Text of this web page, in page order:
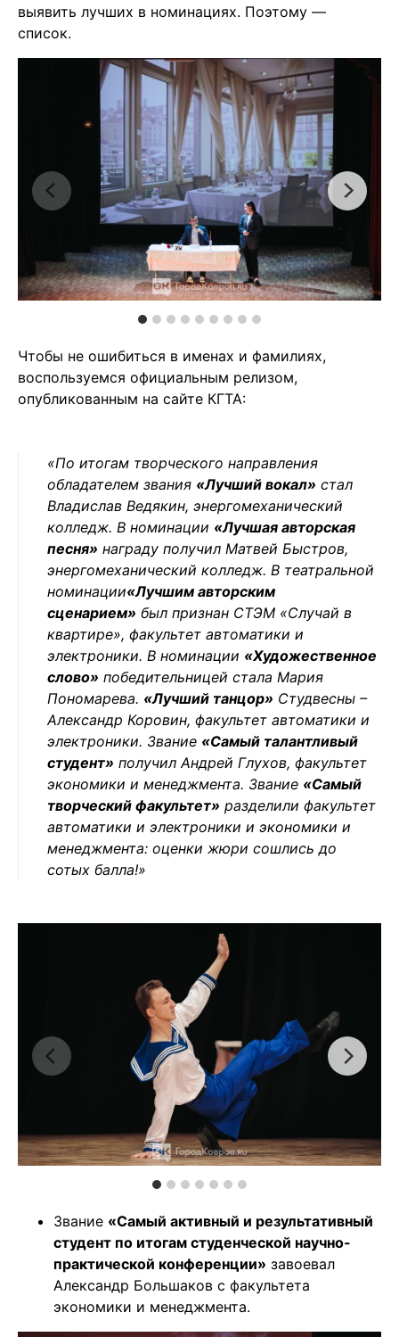
выявить лучших в номинациях. Поэтому —
список.
Чтобы не ошибиться в именах и фамилиях,
воспользуемся официальным релизом,
опубликованным на сайте КГТА:
«По итогам творческого направления
обладателем звания «Лучший вокал» стал
Владислав Ведякин, энергомеханический
колледж. В номинации «Лучшая авторская
песня» награду получил Матвей Быстров,
энергомеханический колледж. В театральной
номинации«Лучшим авторским
сценарием» был признан СТЭМ «Случай в
квартире», факультет автоматики и
электроники. В номинации «Художественное
слово» победительницей стала Мария
Пономарева. «Лучший танцор» Студвесны –
Александр Коровин, факультет автоматики и
электроники. Звание «Самый талантливый
студент» получил Андрей Глухов, факультет
экономики и менеджмента. Звание «Самый
творческий факультет» разделили факультет
автоматики и электроники и экономики и
менеджмента: оценки жюри сошлись до
сотых балла!»
Звание «Самый активный и результативный
студент по итогам студенческой научно-
практической конференции» завоевал
Александр Большаков с факультета
экономики и менеджмента.